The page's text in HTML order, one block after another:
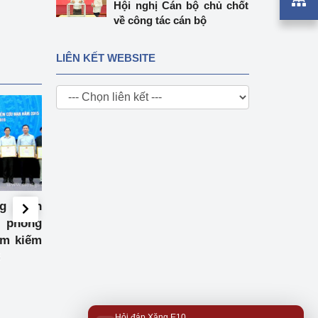
triển
kiếm
Hội nghị Cán bộ chủ chốt
về công tác cán bộ
LIÊN KẾT WEBSITE